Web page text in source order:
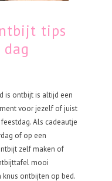
tips
is ontbijt is altijd een
voor jezelf of juist
Als cadeautje
of op een
zelf maken of
mooi
ontbijten op bed.